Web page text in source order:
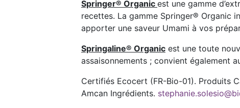
Springer® Organic est une gamme
recettes. La gamme Springer® Organic
apporter une saveur Umami à vos
Springaline® Organic est une toute
assaisonnements ; convient également
Certifiés Ecocert (FR-Bio-01). Produits
Amcan Ingrédients.